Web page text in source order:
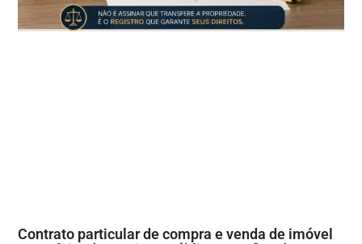
Contrato particular de compra e venda de imóvel